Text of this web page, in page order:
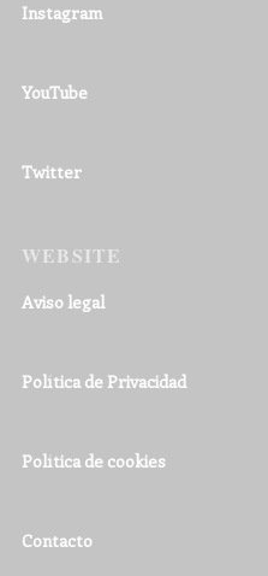
Instagram
YouTube
Twitter
WEBSITE
Aviso legal
Política de Privacidad
Política de cookies
Contacto